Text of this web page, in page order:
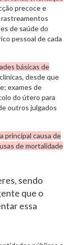
precoce e
rastreamentos
de saúde do
pessoal de cada
básicas de
desde que
exames de
do útero para
outros julgados
principal causa de
de mortalidade
sendo
que o
essa